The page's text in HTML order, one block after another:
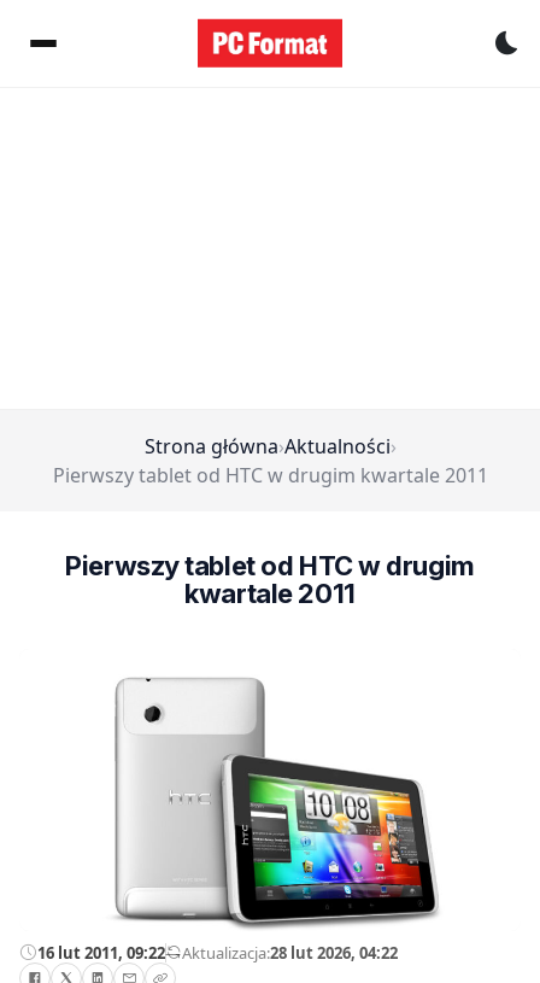
Strona główna›Aktualności›
Pierwszy tablet od HTC w drugim kwartale 2011
Pierwszy tablet od HTC w drugim
kwartale 2011
16 lut 2011, 09:22—Aktualizacja:28 lut 2026, 04:22